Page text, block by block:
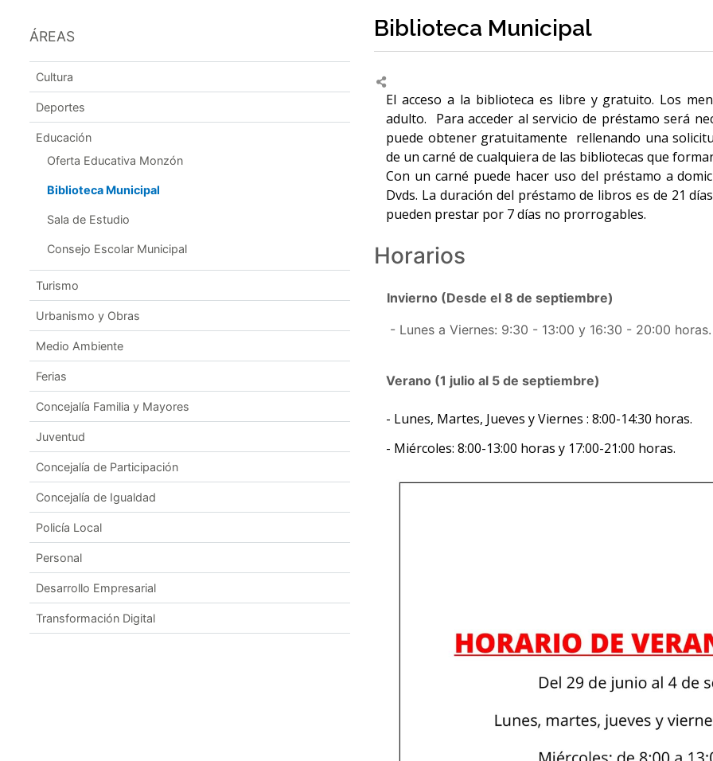
ÁREAS
Cultura
Deportes
Educación
Oferta Educativa Monzón
Biblioteca Municipal
Sala de Estudio
Consejo Escolar Municipal
Turismo
Urbanismo y Obras
Medio Ambiente
Ferias
Concejalía Familia y Mayores
Juventud
Concejalía de Participación
Concejalía de Igualdad
Policía Local
Personal
Desarrollo Empresarial
Transformación Digital
Biblioteca Municipal
El acceso a la biblioteca es libre y gratuito. Los
adulto. Para acceder al servicio de préstamo será
puede obtener gratuitamente rellenando una
de un carné de cualquiera de las bibliotecas que
Con un carné puede hacer uso del préstamo a
Dvds. La duración del préstamo de libros es de 21
pueden prestar por 7 días no prorrogables.
Horarios
Invierno (Desde el 8 de septiembre)
- Lunes a Viernes: 9:30 - 13:00 y 16:30 - 20:00 horas.
Verano (1 julio al 5 de septiembre)
- Lunes, Martes, Jueves y Viernes : 8:00-14:30 horas.
- Miércoles: 8:00-13:00 horas y 17:00-21:00 horas.